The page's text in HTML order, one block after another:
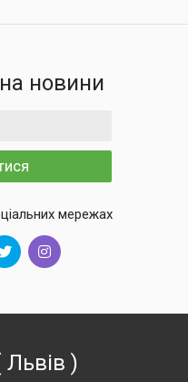
новини
мережах
Львів )